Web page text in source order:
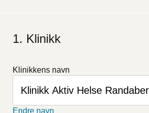
ignorere
dette
Klinikk
Klinikkens navn
Endre navn